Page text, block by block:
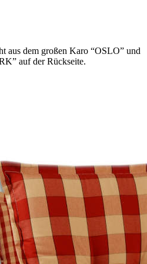
aus dem großen Karo “OSLO” und
auf der Rückseite.